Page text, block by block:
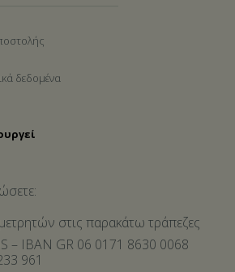
δεδομένα
στις παρακάτω τράπεζες
– IBAN GR 06 0171 8630 0068
961